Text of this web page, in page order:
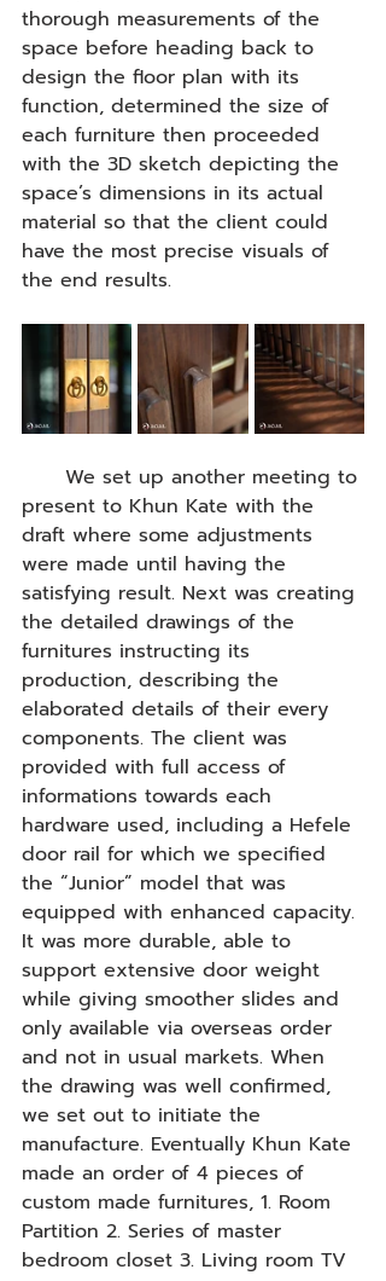
thorough measurements of the
space before heading back to
design the floor plan with its
function, determined the size of
each furniture then proceeded
with the 3D sketch depicting the
space’s dimensions in its actual
material so that the client could
have the most precise visuals of
the end results.
present to Khun Kate with the
draft where some adjustments
were made until having the
satisfying result. Next was creating
the detailed drawings of the
furnitures instructing its
production, describing the
elaborated details of their every
components. The client was
provided with full access of
informations towards each
hardware used, including a Hefele
door rail for which we specified
the “Junior” model that was
equipped with enhanced capacity.
It was more durable, able to
support extensive door weight
while giving smoother slides and
only available via overseas order
and not in usual markets. When
the drawing was well confirmed,
we set out to initiate the
manufacture. Eventually Khun Kate
made an order of 4 pieces of
custom made furnitures, 1. Room
Partition 2. Series of master
bedroom closet 3. Living room TV